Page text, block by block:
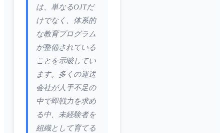
は、単なるOJTだ
けでなく、体系的
な教育プログラム
が整備されている
ことを示唆してい
ます。多くの運送
会社が人手不足の
中で即戦力を求め
る中、未経験者を
組織として育てる